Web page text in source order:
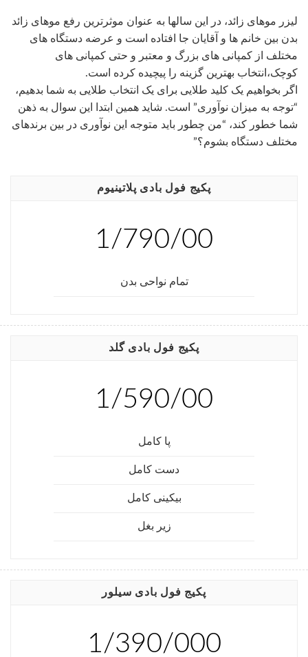
لیزر موهای زائد، در این سالها به عنوان موثرترین رفع موهای زائد
بدن بین خانم ها و آقایان جا افتاده است و عرضه دستگاه های
مختلف از کمپانی های بزرگ و معتبر و حتی کمپانی های
کوچک،انتخاب بهترین گزینه را پیچیده کرده است.
اگر بخواهیم یک کلید طلایی برای یک انتخاب طلایی به شما بدهیم،
“توجه به میزان نوآوری” است. شاید همین ابتدا این سوال به ذهن
شما خطور کند، “من چطور باید متوجه این نوآوری در بین برندهای
مختلف دستگاه بشوم؟”
پکیج فول بادی پلاتینیوم
1/790/00
تمام نواحی بدن
پکیج فول بادی گلد
1/590/00
پا کامل
دست کامل
بیکینی کامل
زیر بغل
پکیج فول بادی سیلور
1/390/000